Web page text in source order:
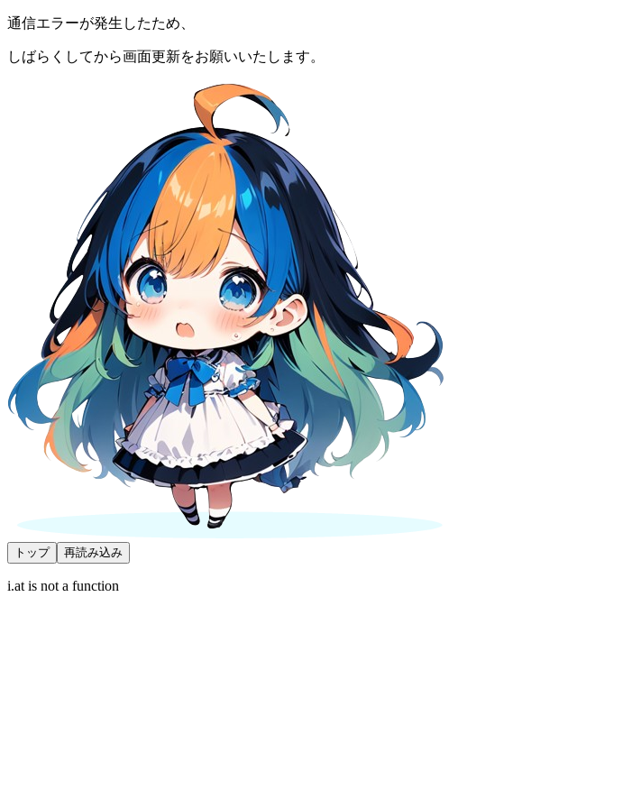
通信エラーが発生したため、
しばらくしてから画面更新をお願いいたします。
トップ 再読み込み
i.at is not a function